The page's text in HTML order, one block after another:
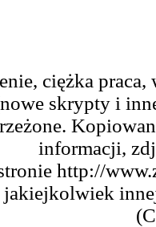
ciężka
skrypty i
informacji,
http://
jakiejkolwiek